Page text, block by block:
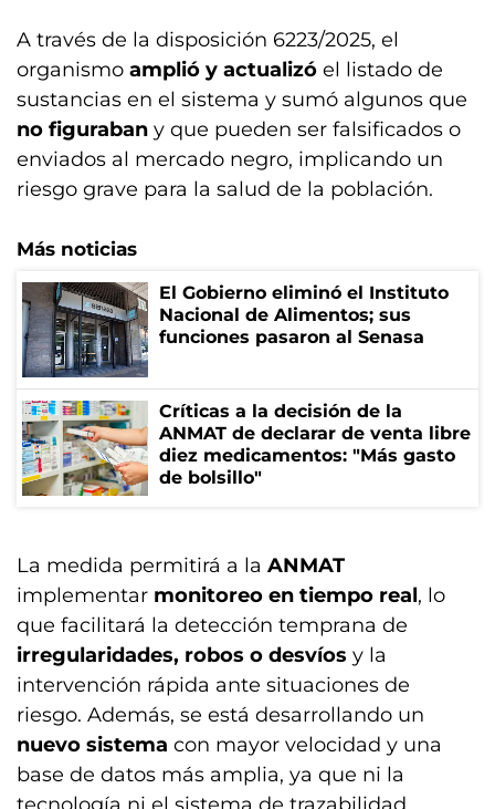
A través de la disposición 6223/2025, el
organismo amplió y actualizó el listado de
sustancias en el sistema y sumó algunos que
no figuraban y que pueden ser falsificados o
enviados al mercado negro, implicando un
riesgo grave para la salud de la población.
Más noticias
El Gobierno eliminó el Instituto
Nacional de Alimentos; sus
funciones pasaron al Senasa
Críticas a la decisión de la
ANMAT de declarar de venta libre
diez medicamentos: "Más gasto
de bolsillo"
La medida permitirá a la ANMAT
implementar monitoreo en tiempo real, lo
que facilitará la detección temprana de
irregularidades, robos o desvíos y la
intervención rápida ante situaciones de
riesgo. Además, se está desarrollando un
nuevo sistema con mayor velocidad y una
base de datos más amplia, ya que ni la